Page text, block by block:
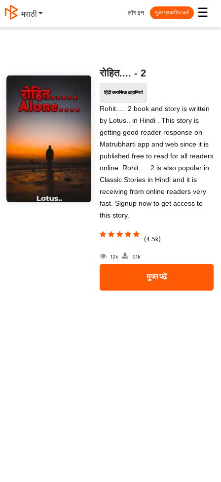
मराठी ☰
लॉग इन मुक्त प्रकाशित करें
रोहित.... - 2
हिंदी क्लासिक कहानियां
Rohit..... 2 book and story is written
by Lotus.. in Hindi . This story is
getting good reader response on
Matrubharti app and web since it is
published free to read for all readers
online. Rohit..... 2 is also popular in
Classic Stories in Hindi and it is
receiving from online readers very
fast. Signup now to get access to
this story.
(4.5k)
12k 5.1k
मुफ्त पढ़ें